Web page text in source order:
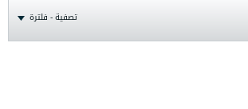
تصفية - فلترة